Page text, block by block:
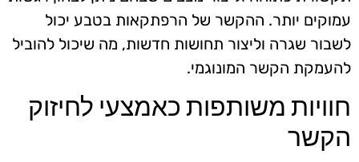
עמוקים יותר. ההקשר של הרפתקאות בטבע יכול
לשבור שגרה וליצור תחושות חדשות, מה שיכול להוביל
להעמקת הקשר המונוגמי.
חוויות משותפות כאמצעי לחיזוק
הקשר